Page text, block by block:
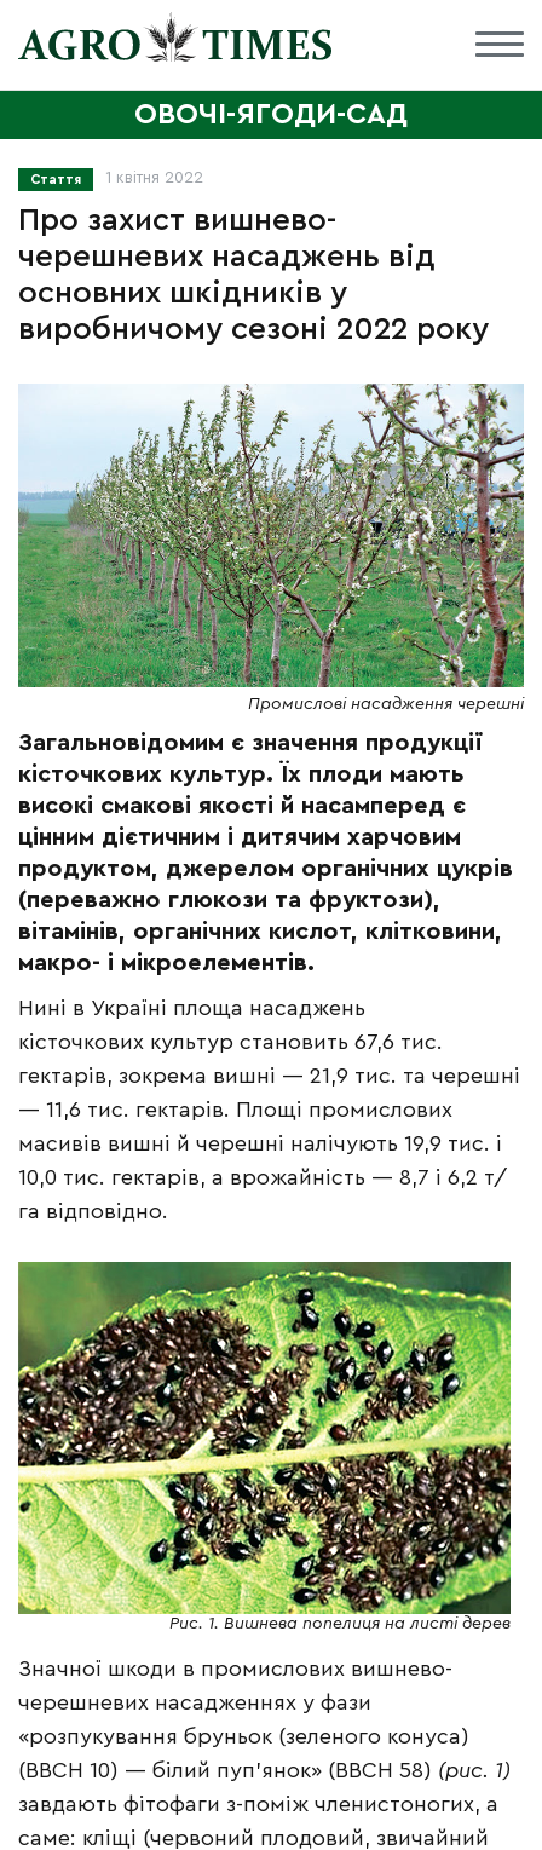
ОВОЧІ-ЯГОДИ-САД
Стаття 1 квітня 2022
Про захист вишнево-
черешневих насаджень від
основних шкідників у
виробничому сезоні 2022 року
Промислові насадження черешні
Загальновідомим є значення продукції
кісточкових культур. Їх плоди мають
високі смакові якості й насамперед є
цінним дієтичним і дитячим харчовим
продуктом, джерелом органічних цукрів
(переважно глюкози та фруктози),
вітамінів, органічних кислот, клітковини,
макро- і мікроелементів.
Нині в Україні площа насаджень
кісточкових культур становить 67,6 тис.
гектарів, зокрема вишні — 21,9 тис. та черешні
— 11,6 тис. гектарів. Площі промислових
масивів вишні й черешні налічують 19,9 тис. і
10,0 тис. гектарів, а врожайність — 8,7 і 6,2 т/
га відповідно.
Рис. 1. Вишнева попелиця на листі дерев
Значної шкоди в промислових вишнево-
черешневих насадженнях у фази
«розпукування бруньок (зеленого конуса)
(ВВСН 10) — білий пуп’янок» (ВВСН 58) (рис. 1)
завдають фітофаги з-поміж членистоногих, а
саме: кліщі (червоний плодовий, звичайний